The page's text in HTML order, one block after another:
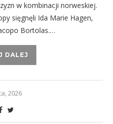
w kombinacji norweskiej.
sięgnęli Ida Marie Hagen,
Bortolas.…
DALEJ
2026